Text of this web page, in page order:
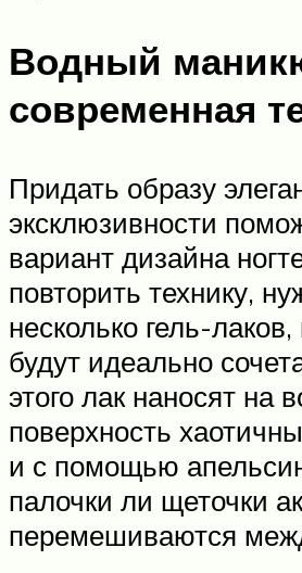
Водный
современная
Придать образу
эксклюзивности
вариант дизайна
повторить технику,
несколько гель-
будут идеально
этого лак наносят на
поверхность
и с помощью
палочки ли щеточки
перемешиваются